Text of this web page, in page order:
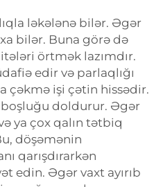
ləkələnə bilər. Əgər
bilər. Buna görə də
örtmək lazımdır.
edir və parlaqlığı
çəkmə işi çətin hissədir.
boşluğu doldurur. Əgər
ya çox qalın tətbiq
döşəmənin
qarışdırarkən
edin. Əgər vaxt ayırıb